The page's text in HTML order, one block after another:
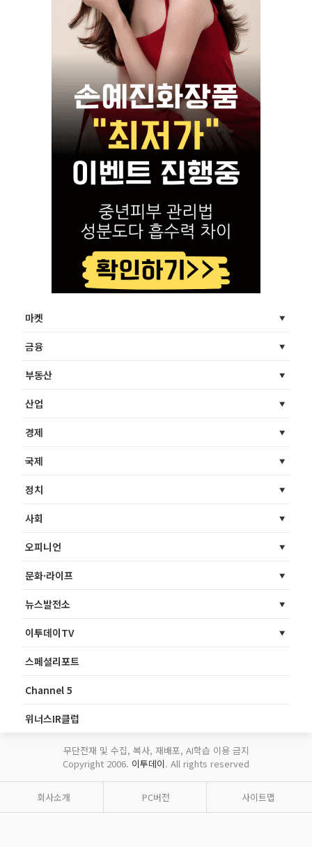
마켓
금융
부동산
산업
경제
국제
정치
사회
오피니언
문화·라이프
뉴스발전소
이투데이TV
스페셜리포트
Channel 5
위너스IR클럽
무단전재 및 수집, 복사, 재배포, AI학습 이용 금지
Copyright 2006. 이투데이. All rights reserved
회사소개 PC버전 사이트맵